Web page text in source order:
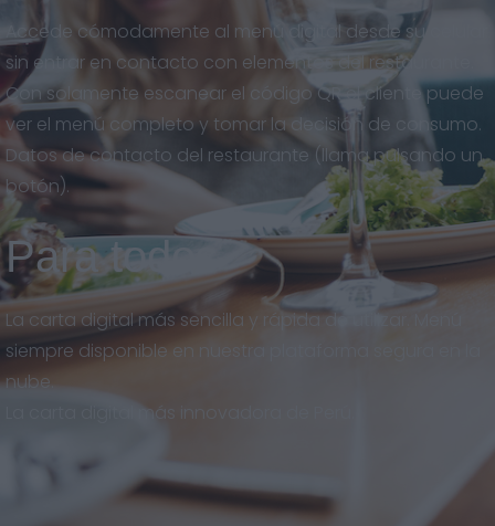
Accede cómodamente al menú digital desde su celular
sin entrar en contacto con elementos del restaurante.
Con solamente escanear el código QR el cliente puede
ver el menú completo y tomar la decisión de consumo.
Datos de contacto del restaurante (llama pulsando un
botón).
Para todos
La carta digital más sencilla y rápida de utilizar. Menú
siempre disponible en nuestra plataforma segura en la
nube.
La carta digital más innovadora de Perú.